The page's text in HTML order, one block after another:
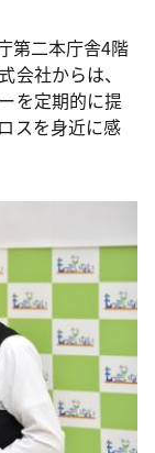
第二本庁舎4階
社からは、
を定期的に提
スを身近に感